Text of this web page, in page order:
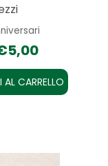
5,00
CARRELLO